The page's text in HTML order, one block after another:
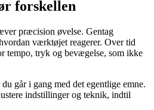
forskellen
præcision øvelse. Gentag
værktøjet reagerer. Over tid
tempo, tryk og bevægelse, som ikke
går i gang med det egentlige emne.
indstillinger og teknik, indtil